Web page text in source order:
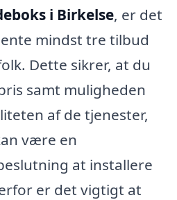
i Birkelse, er det
mindst tre tilbud
Dette sikrer, at du
samt muligheden
af de tjenester,
være en
at installere
er det vigtigt at